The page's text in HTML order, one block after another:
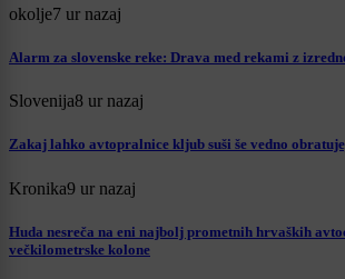
okolje7 ur nazaj
Alarm za slovenske reke: Drava med rekami z
Slovenija8 ur nazaj
Zakaj lahko avtopralnice kljub suši še vedno
Kronika9 ur nazaj
Huda nesreča na eni najbolj prometnih hrvaških
večkilometrske kolone